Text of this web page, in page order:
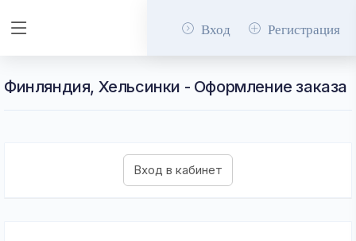
Вход Регистрация
Финляндия, Хельсинки - Оформление заказа